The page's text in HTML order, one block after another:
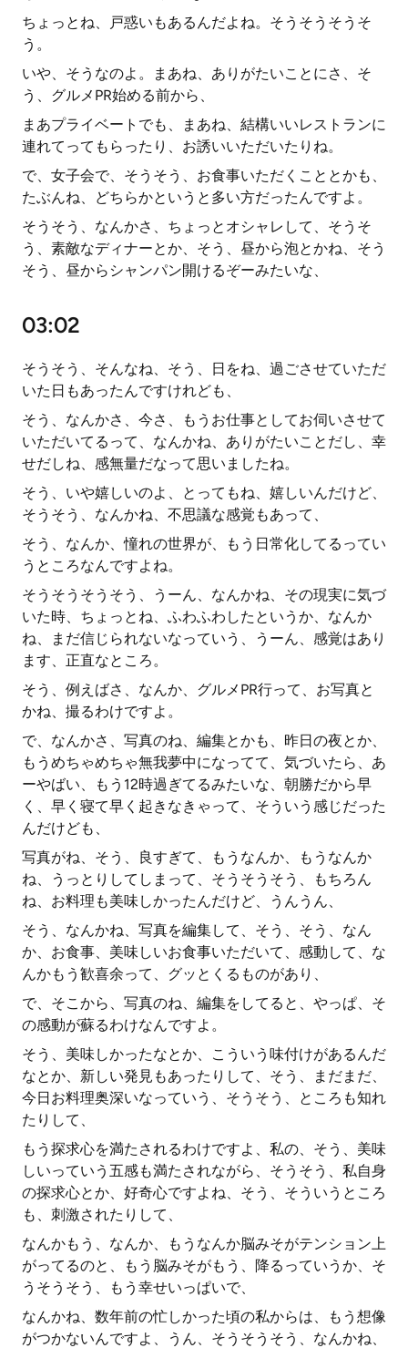
ちょっとね、戸惑いもあるんだよね。そうそうそうそ
う。
いや、そうなのよ。まあね、ありがたいことにさ、そ
う、グルメPR始める前から、
まあプライベートでも、まあね、結構いいレストランに
連れてってもらったり、お誘いいただいたりね。
で、女子会で、そうそう、お食事いただくこととかも、
たぶんね、どちらかというと多い方だったんですよ。
そうそう、なんかさ、ちょっとオシャレして、そうそ
う、素敵なディナーとか、そう、昼から泡とかね、そう
そう、昼からシャンパン開けるぞーみたいな、
03:02
そうそう、そんなね、そう、日をね、過ごさせていただ
いた日もあったんですけれども、
そう、なんかさ、今さ、もうお仕事としてお伺いさせて
いただいてるって、なんかね、ありがたいことだし、幸
せだしね、感無量だなって思いましたね。
そう、いや嬉しいのよ、とってもね、嬉しいんだけど、
そうそう、なんかね、不思議な感覚もあって、
そう、なんか、憧れの世界が、もう日常化してるってい
うところなんですよね。
そうそうそうそう、うーん、なんかね、その現実に気づ
いた時、ちょっとね、ふわふわしたというか、なんか
ね、まだ信じられないなっていう、うーん、感覚はあり
ます、正直なところ。
そう、例えばさ、なんか、グルメPR行って、お写真と
かね、撮るわけですよ。
で、なんかさ、写真のね、編集とかも、昨日の夜とか、
もうめちゃめちゃ無我夢中になってて、気づいたら、あ
ーやばい、もう12時過ぎてるみたいな、朝勝だから早
く、早く寝て早く起きなきゃって、そういう感じだった
んだけども、
写真がね、そう、良すぎて、もうなんか、もうなんか
ね、うっとりしてしまって、そうそうそう、もちろん
ね、お料理も美味しかったんだけど、うんうん、
そう、なんかね、写真を編集して、そう、そう、なん
か、お食事、美味しいお食事いただいて、感動して、な
んかもう歓喜余って、グッとくるものがあり、
で、そこから、写真のね、編集をしてると、やっぱ、そ
の感動が蘇るわけなんですよ。
そう、美味しかったなとか、こういう味付けがあるんだ
なとか、新しい発見もあったりして、そう、まだまだ、
今日お料理奥深いなっていう、そうそう、ところも知れ
たりして、
もう探求心を満たされるわけですよ、私の、そう、美味
しいっていう五感も満たされながら、そうそう、私自身
の探求心とか、好奇心ですよね、そう、そういうところ
も、刺激されたりして、
なんかもう、なんか、もうなんか脳みそがテンション上
がってるのと、もう脳みそがもう、降るっていうか、そ
うそうそう、もう幸せいっぱいで、
なんかね、数年前の忙しかった頃の私からは、もう想像
がつかないんですよ、うん、そうそうそう、なんかね、